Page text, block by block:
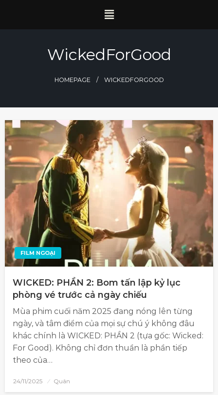
WickedForGood
HOMEPAGE WICKEDFORGOOD
FILM NGOẠI
WICKED: PHẦN 2: Bom tấn lập kỷ lục
phòng vé trước cả ngày chiếu
Mùa phim cuối năm 2025 đang nóng lên từng
ngày, và tâm điểm của mọi sự chú ý không đâu
khác chính là WICKED: PHẦN 2 (tựa gốc: Wicked:
For Good). Không chỉ đơn thuần là phần tiếp
theo của…
24/11/2025 Quân